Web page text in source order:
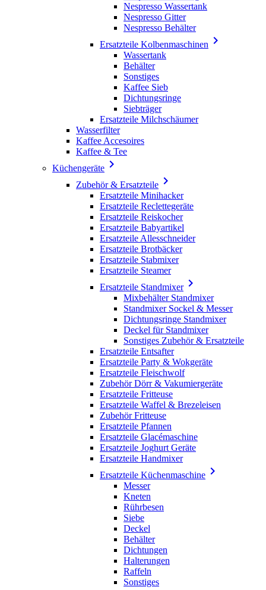
Nespresso Wassertank
Nespresso Gitter
Nespresso Behälter
Ersatzteile Kolbenmaschinen 
Wassertank
Behälter
Sonstiges
Kaffee Sieb
Dichtungsringe
Siebträger
Ersatzteile Milchschäumer
Wasserfilter
Kaffee Accesoires
Kaffee & Tee
Küchengeräte 
Zubehör & Ersatzteile 
Ersatzteile Minihacker
Ersatzteile Reclettegeräte
Ersatzteile Reiskocher
Ersatzteile Babyartikel
Ersatzteile Allesschneider
Ersatzteile Brotbäcker
Ersatzteile Stabmixer
Ersatzteile Steamer
Ersatzteile Standmixer
Mixbehälter Standmixer
Standmixer Sockel & Messer
Dichtungsringe Standmixer
Deckel für Standmixer
Sonstiges Zubehör & Ersatzteile
Ersatzteile Entsafter
Ersatzteile Party & Wokgeräte
Ersatzteile Fleischwolf
Zubehör Dörr & Vakumiergeräte
Ersatzteile Fritteuse
Ersatzteile Waffel & Brezeleisen
Zubehör Fritteuse
Ersatzteile Pfannen
Ersatzteile Glacémaschine
Ersatzteile Joghurt Geräte
Ersatzteile Handmixer
Ersatzteile Küchenmaschine 
Messer
Kneten
Rührbesen
Siebe
Deckel
Behälter
Dichtungen
Halterungen
Raffeln
Sonstiges